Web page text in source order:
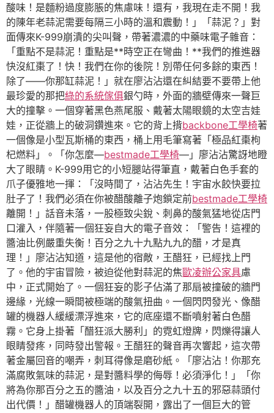
酸味！是麵粉過度膨脹的焦慮味！還有，我現在走不開！我
的陳年老蒜泥需要每隔三小時的溫和震動！」「蒜泥？」對
面傳來K-999崩潰的尖叫聲，帶著濃濃的中藥味電子雜音：
「重點不是蒜泥！重點是**時空正在彎曲！**我們的推進器
快沒紅棗了！快！我們在你的後院！別帶任何多餘的東西！
除了——你那缸蒜泥！」就在廖沾沾還在糾結要不要帶上他
最珍愛的那把綠的系統傢俱銀勺時，外面的牆壁傳來一聲巨
大的撞擊。一個穿著黑色燕尾服、戴著太陽眼鏡的太空吉娃
娃，正從牆上的破洞鑽進來。它的背上揹backbone工學椅著
一個像是小型瓦斯桶的東西，桶上用毛筆寫著「極品紅棗枸
杞燃料」。「你怎麼—bestmade工學椅—」廖沾沾驚訝地瞪
大了眼睛。K-999用它的小短腿站得筆直，戴著白色手套的
爪子優雅地一揮：「沒時間了，沾沾先生！宇宙水餃快要拉
肚子了！我們必須在你被醋酸離子炮鎖定前bestmade工學椅
離開！」話音未落，一股極致尖銳、刺鼻的酸氣猛地從店門
口灌入，伴隨著一個狂妄自大的電子音效：「警告！這裡的
醬油比例嚴重失衡！百分之九十九點九九的醋，才是真
理！」廖沾沾知道，這是他的宿敵，王醋狂，已經找上門
了。他的宇宙冒險，被迫從他對蒜泥的焦歐凌辦公家具慮
中，正式開始了。一個狂妄的影子佔滿了那扇被撞破的牆門
邊緣，光線一瞬間被極端的酸氣扭曲。一個閃閃發光、像醋
罐的機器人緩緩漂浮進來，它的底座還不斷噴射著白色醋
霧。它身上掛著「醋狂派大勝利」的霓虹燈牌，閃爍得讓人
眼睛發疼，同時發出警報。王醋狂的聲音再次響起，這次帶
著金屬回音的嘲弄，刺耳得像是磨砂紙。「廖沾沾！你那充
滿腐敗氣味的蒜泥，是對醬料學的侮辱！必須淨化！」「你
將為你那百分之五的醬油，以及百分之九十五的邪惡蒜頭付
出代價！」醋罐機器人的頂端裂開，露出了一個巨大的管